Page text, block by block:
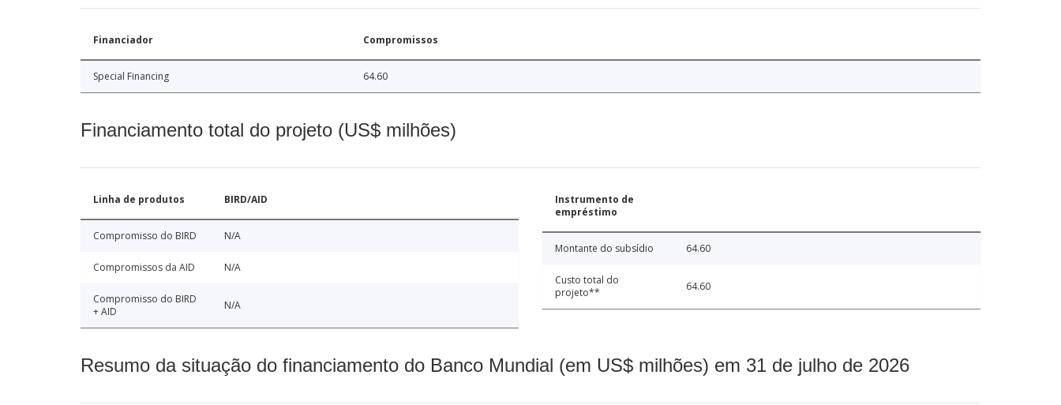
Financiador Compromissos
Special Financing 64.60
Financiamento total do projeto (US$ milhões)
Linha de produtos BIRD/AID
Compromisso do BIRD N/A
Compromissos da AID N/A
Compromisso do BIRD
+ AID
N/A
Instrumento de
empréstimo
Montante do subsídio 64.60
Custo total do
projeto**
64.60
Resumo da situação do financiamento do Banco Mundial (em US$ milhões) em 31 de julho de 2026